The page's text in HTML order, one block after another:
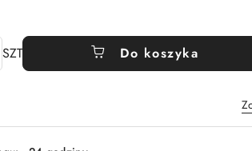
SZT Do koszyka